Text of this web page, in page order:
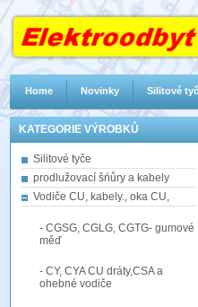
KATEGORIE VÝROBKŮ
Silitové tyče
prodlužovací šńůry a kabely
Vodiče CU, kabely., oka CU,
- CGSG, CGLG, CGTG- gumové
měď
- CY, CYA CU dráty,CSA a
ohebné vodiče
Home Novinky Silitové